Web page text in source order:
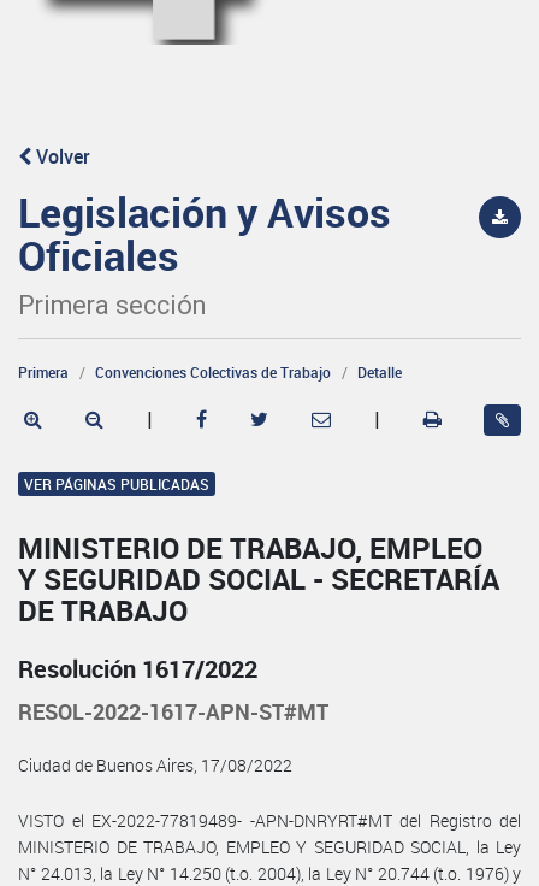
Volver
Legislación y Avisos
Oficiales
Primera sección
Primera Convenciones Colectivas de Trabajo Detalle
| |
VER PÁGINAS PUBLICADAS
MINISTERIO DE TRABAJO, EMPLEO
Y SEGURIDAD SOCIAL - SECRETARÍA
DE TRABAJO
Resolución 1617/2022
RESOL-2022-1617-APN-ST#MT
Ciudad de Buenos Aires, 17/08/2022
VISTO el EX-2022-77819489- -APN-DNRYRT#MT del Registro del
MINISTERIO DE TRABAJO, EMPLEO Y SEGURIDAD SOCIAL, la Ley
N° 24.013, la Ley N° 14.250 (t.o. 2004), la Ley N° 20.744 (t.o. 1976) y